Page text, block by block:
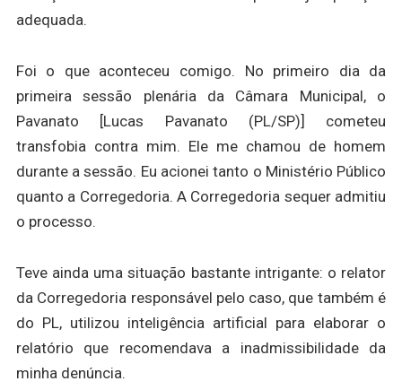
adequada.
Foi o que aconteceu comigo. No primeiro dia da
primeira sessão plenária da Câmara Municipal, o
Pavanato [Lucas Pavanato (PL/SP)] cometeu
transfobia contra mim. Ele me chamou de homem
durante a sessão. Eu acionei tanto o Ministério Público
quanto a Corregedoria. A Corregedoria sequer admitiu
o processo.
Teve ainda uma situação bastante intrigante: o relator
da Corregedoria responsável pelo caso, que também é
do PL, utilizou inteligência artificial para elaborar o
relatório que recomendava a inadmissibilidade da
minha denúncia.